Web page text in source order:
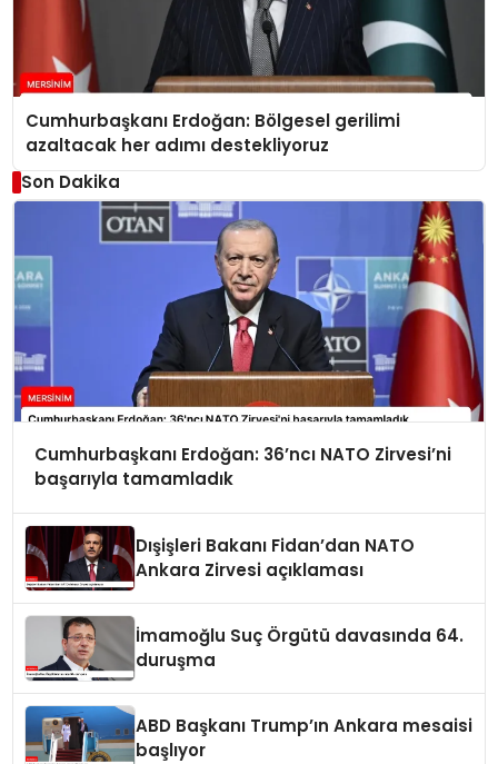
Cumhurbaşkanı Erdoğan: Bölgesel gerilimi
azaltacak her adımı destekliyoruz
Son Dakika
Cumhurbaşkanı Erdoğan: 36’ncı NATO Zirvesi’ni
başarıyla tamamladık
Dışişleri Bakanı Fidan’dan NATO
Ankara Zirvesi açıklaması
İmamoğlu Suç Örgütü davasında 64.
duruşma
ABD Başkanı Trump’ın Ankara mesaisi
başlıyor